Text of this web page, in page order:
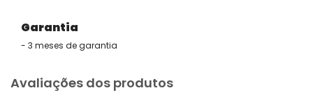
Garantia
- 3 meses de garantia
Avaliações dos produtos